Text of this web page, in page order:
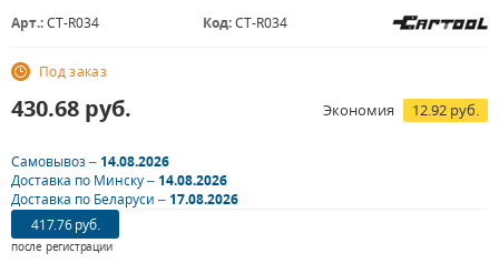
Арт.:CT-R034 Код:CT-R034
Под заказ
430.68 руб. Экономия 12.92 руб.
Самовывоз –14.08.2026
Доставка по Минску –14.08.2026
Доставка по Беларуси –17.08.2026
417.76 руб.
после регистрации